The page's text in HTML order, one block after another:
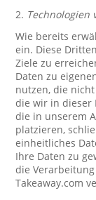
2. Technologien
Wie bereits
ein. Diese
Ziele zu
Daten zu
nutzen, die
die wir in dieser
die in unserem
platzieren,
einheitliches
Ihre Daten zu
die
Takeaway.com